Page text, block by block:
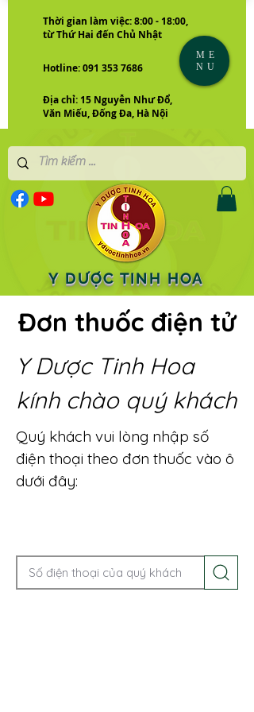
Thời gian làm việc: 8:00 - 18:00,
từ Thứ Hai đến Chủ Nhật
Hotline: 091 353 7686
Địa chỉ: 15 Nguyễn Như Đổ,
Văn Miếu, Đống Đa, Hà Nội
Y DƯỢC TINH HOA
ME
NU
Đơn thuốc điện tử
Y Dược Tinh Hoa
kính chào quý khách
Quý khách vui lòng nhập số
điện thoại theo đơn thuốc vào ô
dưới đây: